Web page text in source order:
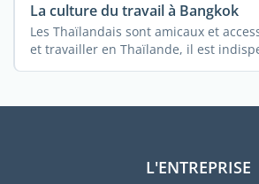
La culture du travail à Bangkok
Les Thaïlandais sont amicaux et
et travailler en Thaïlande, il est
L'ENTREPRISE